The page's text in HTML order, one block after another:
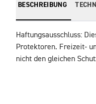
BESCHREIBUNG
Haftungsausschluss:
Protektoren. Freizeit-
nicht den gleichen